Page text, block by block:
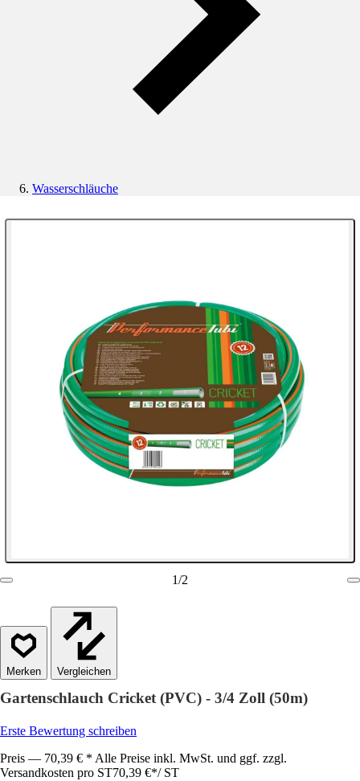
Wasserschläuche
1/2
Vergleichen
Gartenschlauch Cricket (PVC) - 3/4 Zoll (50m)
Erste Bewertung schreiben
Preis — 70,39 € * Alle Preise inkl. MwSt. und ggf. zzgl.
Versandkosten pro ST70,39 €*/ ST